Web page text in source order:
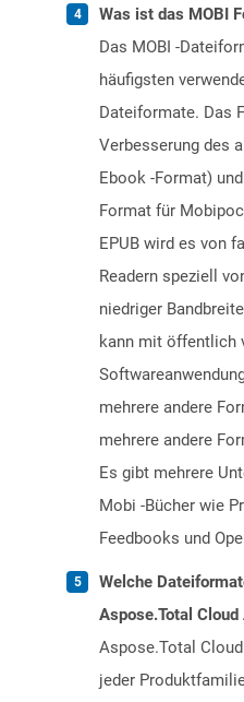
Was ist das MOBI
Das MOBI -
häufigsten
Dateiformate. Das
Verbesserung des
Ebook -Format)
Format für
EPUB wird es von
Readern speziell
niedriger
kann mit öffentlich
mehrere andere
mehrere andere
Es gibt mehrere
Mobi -Bücher wie
Feedbooks und
Welche
Aspose.Total
Aspose.Total
jeder